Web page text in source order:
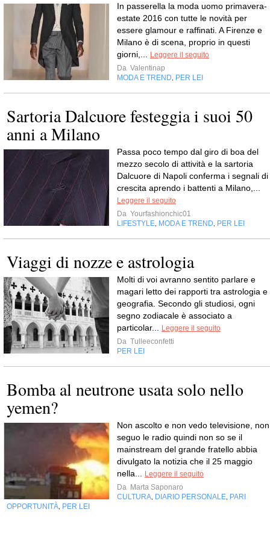
In passerella la moda uomo primavera-
estate 2016 con tutte le novità per
essere glamour e raffinati. A Firenze e
Milano è di scena, proprio in questi
giorni,...
Leggere il seguito
Da Valentinap
MODA E TREND
PER LEI
Sartoria Dalcuore festeggia i suoi 50
anni a Milano
Passa poco tempo dal giro di boa del
mezzo secolo di attività e la sartoria
Dalcuore di Napoli conferma i segnali di
crescita aprendo i battenti a Milano,...
Leggere il seguito
Da Yourfashionchic01
LIFESTYLE MODA E TREND PER LEI
Viaggi di nozze e astrologia
Molti di voi avranno sentito parlare e
magari letto dei rapporti tra astrologia e
geografia. Secondo gli studiosi, ogni
segno zodiacale è associato a
particolar...
Leggere il seguito
Da Tulleeconfetti
PER LEI
Bomba al neutrone usata solo nello
yemen?
Non ascolto e non vedo televisione, non
seguo le radio quindi non so se il
mainstream del grande fratello abbia
divulgato la notizia che il 25 maggio
nella...
Leggere il seguito
Da Marta Saponaro
CULTURA DIARIO PERSONALE PARI
OPPORTUNITÀ PER LEI